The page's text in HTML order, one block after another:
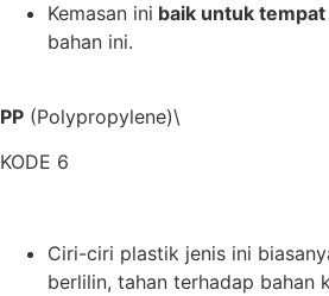
Kemasan ini baik untuk tempat
bahan ini.
PP (Polypropylene)\
KODE 6
Ciri-ciri plastik jenis ini
berlilin, tahan terhadap bahan